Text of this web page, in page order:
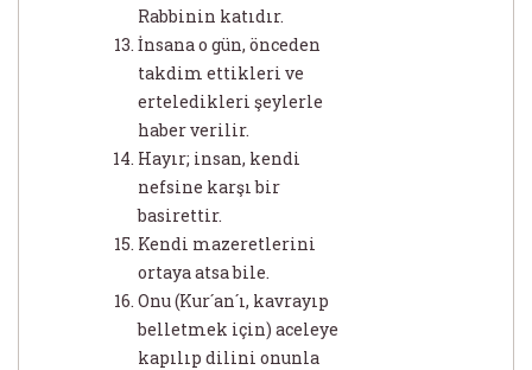
Rabbinin katıdır.
İnsana o gün, önceden
takdim ettikleri ve
erteledikleri şeylerle
haber verilir.
Hayır; insan, kendi
nefsine karşı bir
basirettir.
Kendi mazeretlerini
ortaya atsa bile.
Onu (Kur´an´ı, kavrayıp
belletmek için) aceleye
kapılıp dilini onunla